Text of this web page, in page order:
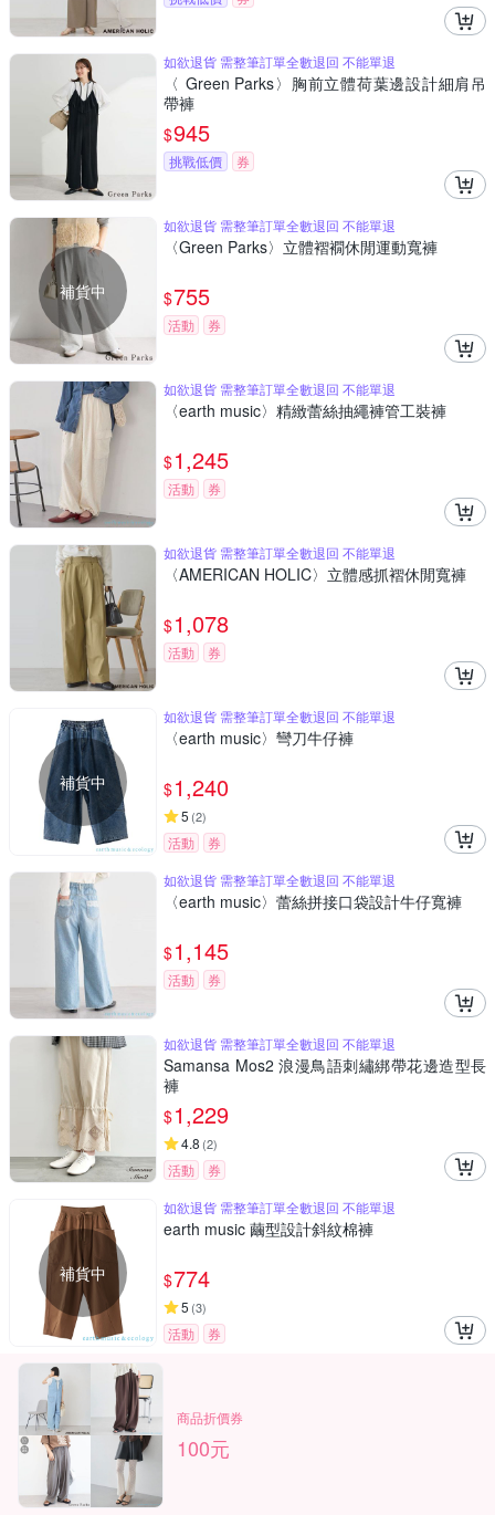
如欲退貨 需整筆訂單全數退回 不能單退
〈 Green Parks〉胸前立體荷葉邊設計細肩吊
帶褲
$945
挑戰低價 券
補貨中
如欲退貨 需整筆訂單全數退回 不能單退
〈Green Parks〉立體褶襉休閒運動寬褲
$755
活動 券
如欲退貨 需整筆訂單全數退回 不能單退
〈earth music〉精緻蕾絲抽繩褲管工裝褲
$1,245
活動 券
如欲退貨 需整筆訂單全數退回 不能單退
〈AMERICAN HOLIC〉立體感抓褶休閒寬褲
$1,078
活動 券
補貨中
如欲退貨 需整筆訂單全數退回 不能單退
〈earth music〉彎刀牛仔褲
$1,240
5 (2)
活動
券
如欲退貨 需整筆訂單全數退回 不能單退
〈earth music〉蕾絲拼接口袋設計牛仔寬褲
$1,145
活動 券
如欲退貨 需整筆訂單全數退回 不能單退
Samansa Mos2 浪漫鳥語刺繡綁帶花邊造型長
褲
$1,229
4.8 (2)
活動 券
補貨中
如欲退貨 需整筆訂單全數退回 不能單退
earth music 繭型設計斜紋棉褲
$774
5 (3)
活動 券
商品折價券
100元